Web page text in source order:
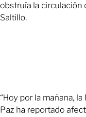
obstruía la circulación
Saltillo.
“Hoy por la mañana,
Paz ha reportado